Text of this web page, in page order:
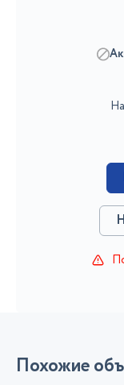
Похожие